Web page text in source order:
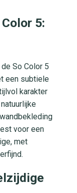
5:
So Color 5
een subtiele
karakter
voor een
met